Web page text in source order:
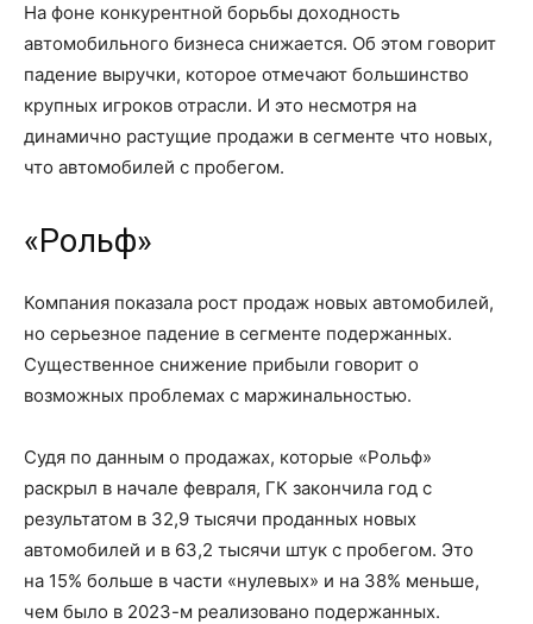
На фоне конкурентной борьбы доходность
автомобильного бизнеса снижается. Об этом говорит
падение выручки, которое отмечают большинство
крупных игроков отрасли. И это несмотря на
динамично растущие продажи в сегменте что новых,
что автомобилей с пробегом.
«Рольф»
Компания показала рост продаж новых автомобилей,
но серьезное падение в сегменте подержанных.
Существенное снижение прибыли говорит о
возможных проблемах с маржинальностью.
Судя по данным о продажах, которые «Рольф»
раскрыл в начале февраля, ГК закончила год с
результатом в 32,9 тысячи проданных новых
автомобилей и в 63,2 тысячи штук с пробегом. Это
на 15% больше в части «нулевых» и на 38% меньше,
чем было в 2023-м реализовано подержанных.